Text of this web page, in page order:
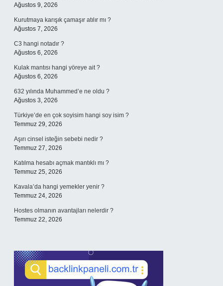
Ağustos 9, 2026
Kurutmaya karışık çamaşır atılır mı ?
Ağustos 7, 2026
C3 hangi notadır ?
Ağustos 6, 2026
Kulak mantısı hangi yöreye ait ?
Ağustos 6, 2026
632 yılında Muhammed’e ne oldu ?
Ağustos 3, 2026
Türkiye’de en çok soyisim hangi soy isim ?
Temmuz 29, 2026
Aşırı cinsel isteğin sebebi nedir ?
Temmuz 27, 2026
Katılma hesabı açmak mantıklı mı ?
Temmuz 25, 2026
Kavala’da hangi yemekler yenir ?
Temmuz 24, 2026
Hostes olmanın avantajları nelerdir ?
Temmuz 22, 2026